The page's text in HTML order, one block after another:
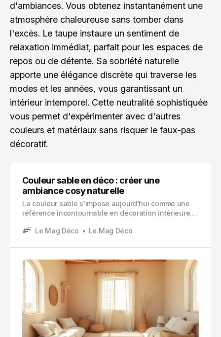
d'ambiances. Vous obtenez instantanément une
atmosphère chaleureuse sans tomber dans
l'excès. Le taupe instaure un sentiment de
relaxation immédiat, parfait pour les espaces de
repos ou de détente. Sa sobriété naturelle
apporte une élégance discrète qui traverse les
modes et les années, vous garantissant un
intérieur intemporel. Cette neutralité sophistiquée
vous permet d'expérimenter avec d'autres
couleurs et matériaux sans risquer le faux-pas
décoratif.
Couleur sable en déco : créer une
ambiance cosy naturelle
La couleur sable s’impose aujourd’hui comme une
référence incontournable en décoration intérieure.
les plages ensoleillées et les paysages désertiques,
de plus en plus de propriétaires et décorateurs.
Le Mag Déco Le Mag Déco